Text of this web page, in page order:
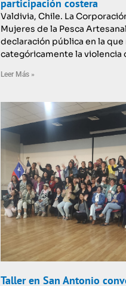
participación costera
Valdivia, Chile. La
Mujeres de la Pesca
declaración pública en la que
categóricamente la violencia
Leer Más »
Taller en San Antonio